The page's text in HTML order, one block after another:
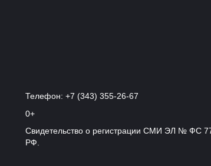
Телефон: +7 (343) 355-26-67
0+
Свидетельство о регистрации СМИ ЭЛ № ФС
РФ.